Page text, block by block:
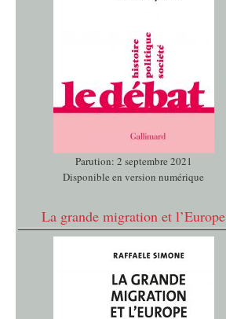
Parution: 2 septembre 2021
Disponible en version numérique
La grande migration et l’Europe